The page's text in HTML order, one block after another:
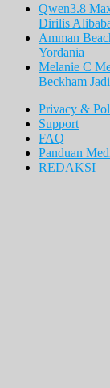
Qwen3.8
Dirilis
Amman
Yordania
Melanie C
Beckham
Privacy &
Support
FAQ
Panduan
REDAKSI